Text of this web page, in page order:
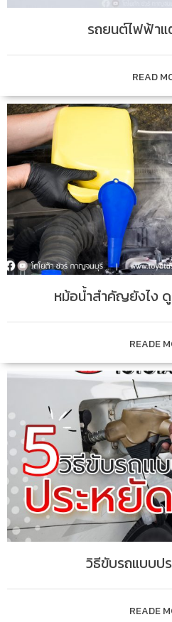
รถยนต์ไฟฟ้าแ
READ
หม้อน้ำสำคัญยังไง ดู
READE
วิธีขับรถแบบป
READE